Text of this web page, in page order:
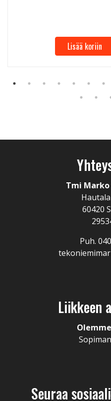
Lisää koriin
Tmi
60420
Puh.
Liikkeen
Seuraa